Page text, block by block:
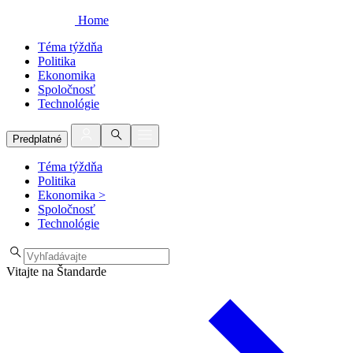
Home
Téma týždňa
Politika
Ekonomika
Spoločnosť
Technológie
Predplatné
Téma týždňa
Politika
Ekonomika >
Spoločnosť
Technológie
Vitajte na Štandarde